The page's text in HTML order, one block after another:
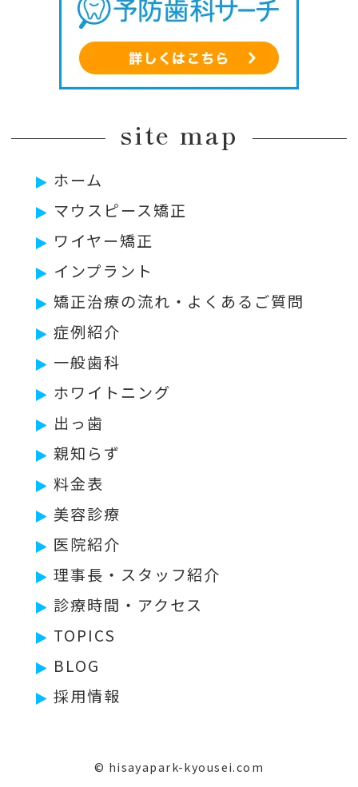
site map
ホーム
マウスピース矯正
ワイヤー矯正
インプラント
矯正治療の流れ・よくあるご質問
症例紹介
一般歯科
ホワイトニング
出っ歯
親知らず
料金表
美容診療
医院紹介
理事長・スタッフ紹介
診療時間・アクセス
TOPICS
BLOG
採用情報
© hisayapark-kyousei.com